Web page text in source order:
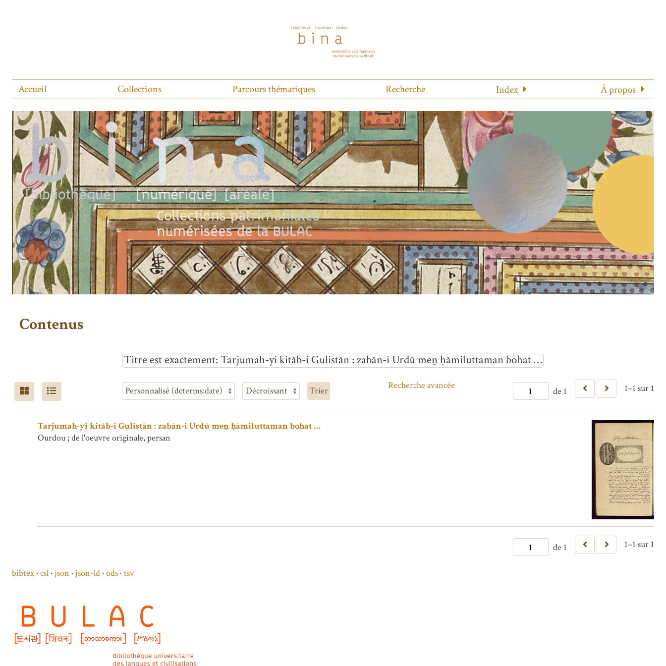
Accueil Collections Parcours thématiques Recherche Index À propos
Contenus
Titre est exactement Tarjumah-yi kitāb-i Gulistān : zabān-i Urdū meṉ ḥāmiluttaman bohat …
de 1 1–1 sur 1
Recherche avancée
Trier
Tarjumah-yi kitāb-i Gulistān : zabān-i Urdū meṉ ḥāmiluttaman bohat …
Ourdou ; de l'oeuvre originale, persan
de 1 1–1 sur 1
bibtex csl json json-ld ods tsv